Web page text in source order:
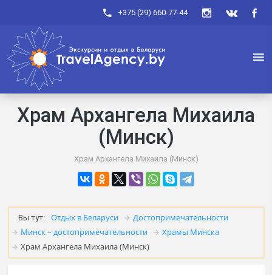
+375 (29) 660-77-44
Храм Архангела Михаила
(Минск)
Храм Архангела Михаила (Минск)
Вы тут: Отдых в Беларуси
Достопримечательности
Минск – достопримечательности
Храмы Минска
Храм Архангела Михаила (Минск)